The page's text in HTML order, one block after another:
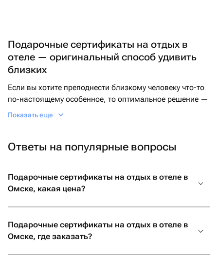
Подарочные сертификаты на отдых в
отеле — оригинальный способ удивить
близких
Если вы хотите преподнести близкому человеку что-то
по-настоящему особенное, то оптимальное решение —
это подарочный сертификат на впечатления и отдых.
друга.
сертификат в отель на двоих, дающий возможность
организовать выходные в комфортной атмосфере и
отлично подчеркнет ваши внимание и заботу.
Если хочется выбрать что-то более необычное, то стоит
заинтересоваться сертификатом на отдых в необычных
Показать еще
Ответы на популярные вопросы
Подарочные сертификаты на отдых в отеле в
Омске, какая цена?
Подарочные сертификаты на отдых в отеле в
Омске, где заказать?